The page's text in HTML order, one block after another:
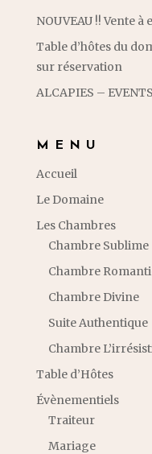
NOUVEAU !! Vente
Table d’hôtes du
sur réservation
ALCAPIES –
MENU
Accueil
Le Domaine
Les Chambres
Chambre Sublime
Chambre
Chambre Divine
Suite Authentique
Chambre
Table d’Hôtes
Évènementiels
Traiteur
Mariage